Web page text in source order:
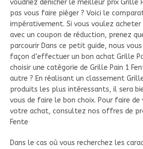
voudriez dénicher le meilleur prix Grille
pas vous faire piéger ? Voici le
impérativement. Si vous voulez acheter
avec un coupon de réduction, prenez
parcourir Dans ce petit guide, nous
façon d’effectuer un bon achat Grille
choisir une catégorie de Grille Pain 1
autre ? En réalisant un classement
produits les plus intéressants, il sera
vous de faire le bon choix. Pour faire de
votre achat, consultez nos offres de
Fente
Dans le cas où vous recherchez les